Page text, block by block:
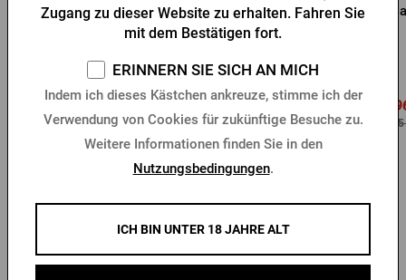
Magnet Pilsner Urquell -
Vorrätig > 10 Stk.
0,96 € Kaufen
Magnet Pilsner Urquell –
Flasche
Vorrätig > 10 Stk.
1,20 € Kaufen
Andere Produkte von Kozel
Zugang zu dieser Website zu erhalten. Fahren Sie
mit dem Bestätigen fort.
ERINNERN SIE SICH AN MICH
Indem ich dieses Kästchen ankreuze, stimme ich der
Verwendung von Cookies für zukünftige Besuche zu.
Weitere Informationen finden Sie in den
Nutzungsbedingungen.
ICH BIN UNTER 18 JAHRE ALT